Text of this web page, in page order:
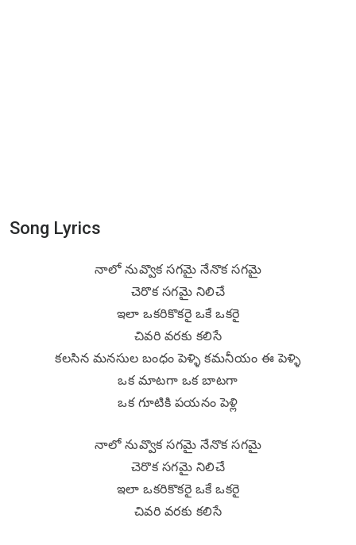
Song Lyrics
నాలో నువ్వొక సగమై నేనొక సగమై
చెరొక సగమై నిలిచే
ఇలా ఒకరికొకరై ఒకే ఒకరై
చివరి వరకు కలిసే
కలసిన మనసుల బంధం పెళ్ళి కమనీయం ఈ పెళ్ళి
ఒక మాటగా ఒక బాటగా
ఒక గూటికి పయనం పెళ్లి
నాలో నువ్వొక సగమై నేనొక సగమై
చెరొక సగమై నిలిచే
ఇలా ఒకరికొకరై ఒకే ఒకరై
చివరి వరకు కలిసే